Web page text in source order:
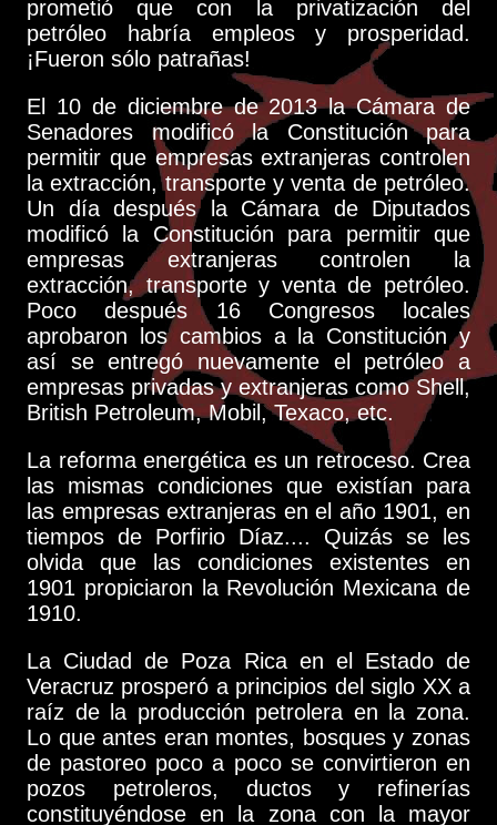
prometió que con la privatización del
petróleo habría empleos y prosperidad.
¡Fueron sólo patrañas!
El 10 de diciembre de 2013 la Cámara de
Senadores modificó la Constitución para
permitir que empresas extranjeras controlen
la extracción, transporte y venta de petróleo.
Un día después la Cámara de Diputados
modificó la Constitución para permitir que
empresas extranjeras controlen la
extracción, transporte y venta de petróleo.
Poco después 16 Congresos locales
aprobaron los cambios a la Constitución y
así se entregó nuevamente el petróleo a
empresas privadas y extranjeras como Shell,
British Petroleum, Mobil, Texaco, etc.
La reforma energética es un retroceso. Crea
las mismas condiciones que existían para
las empresas extranjeras en el año 1901, en
tiempos de Porfirio Díaz.... Quizás se les
olvida que las condiciones existentes en
1901 propiciaron la Revolución Mexicana de
1910.
La Ciudad de Poza Rica en el Estado de
Veracruz prosperó a principios del siglo XX a
raíz de la producción petrolera en la zona.
Lo que antes eran montes, bosques y zonas
de pastoreo poco a poco se convirtieron en
pozos petroleros, ductos y refinerías
constituyéndose en la zona con la mayor